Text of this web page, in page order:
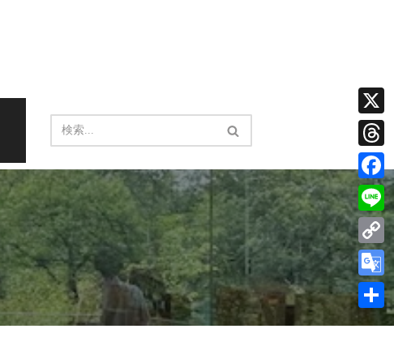
X
Threads
Line
Copy
Link
Google